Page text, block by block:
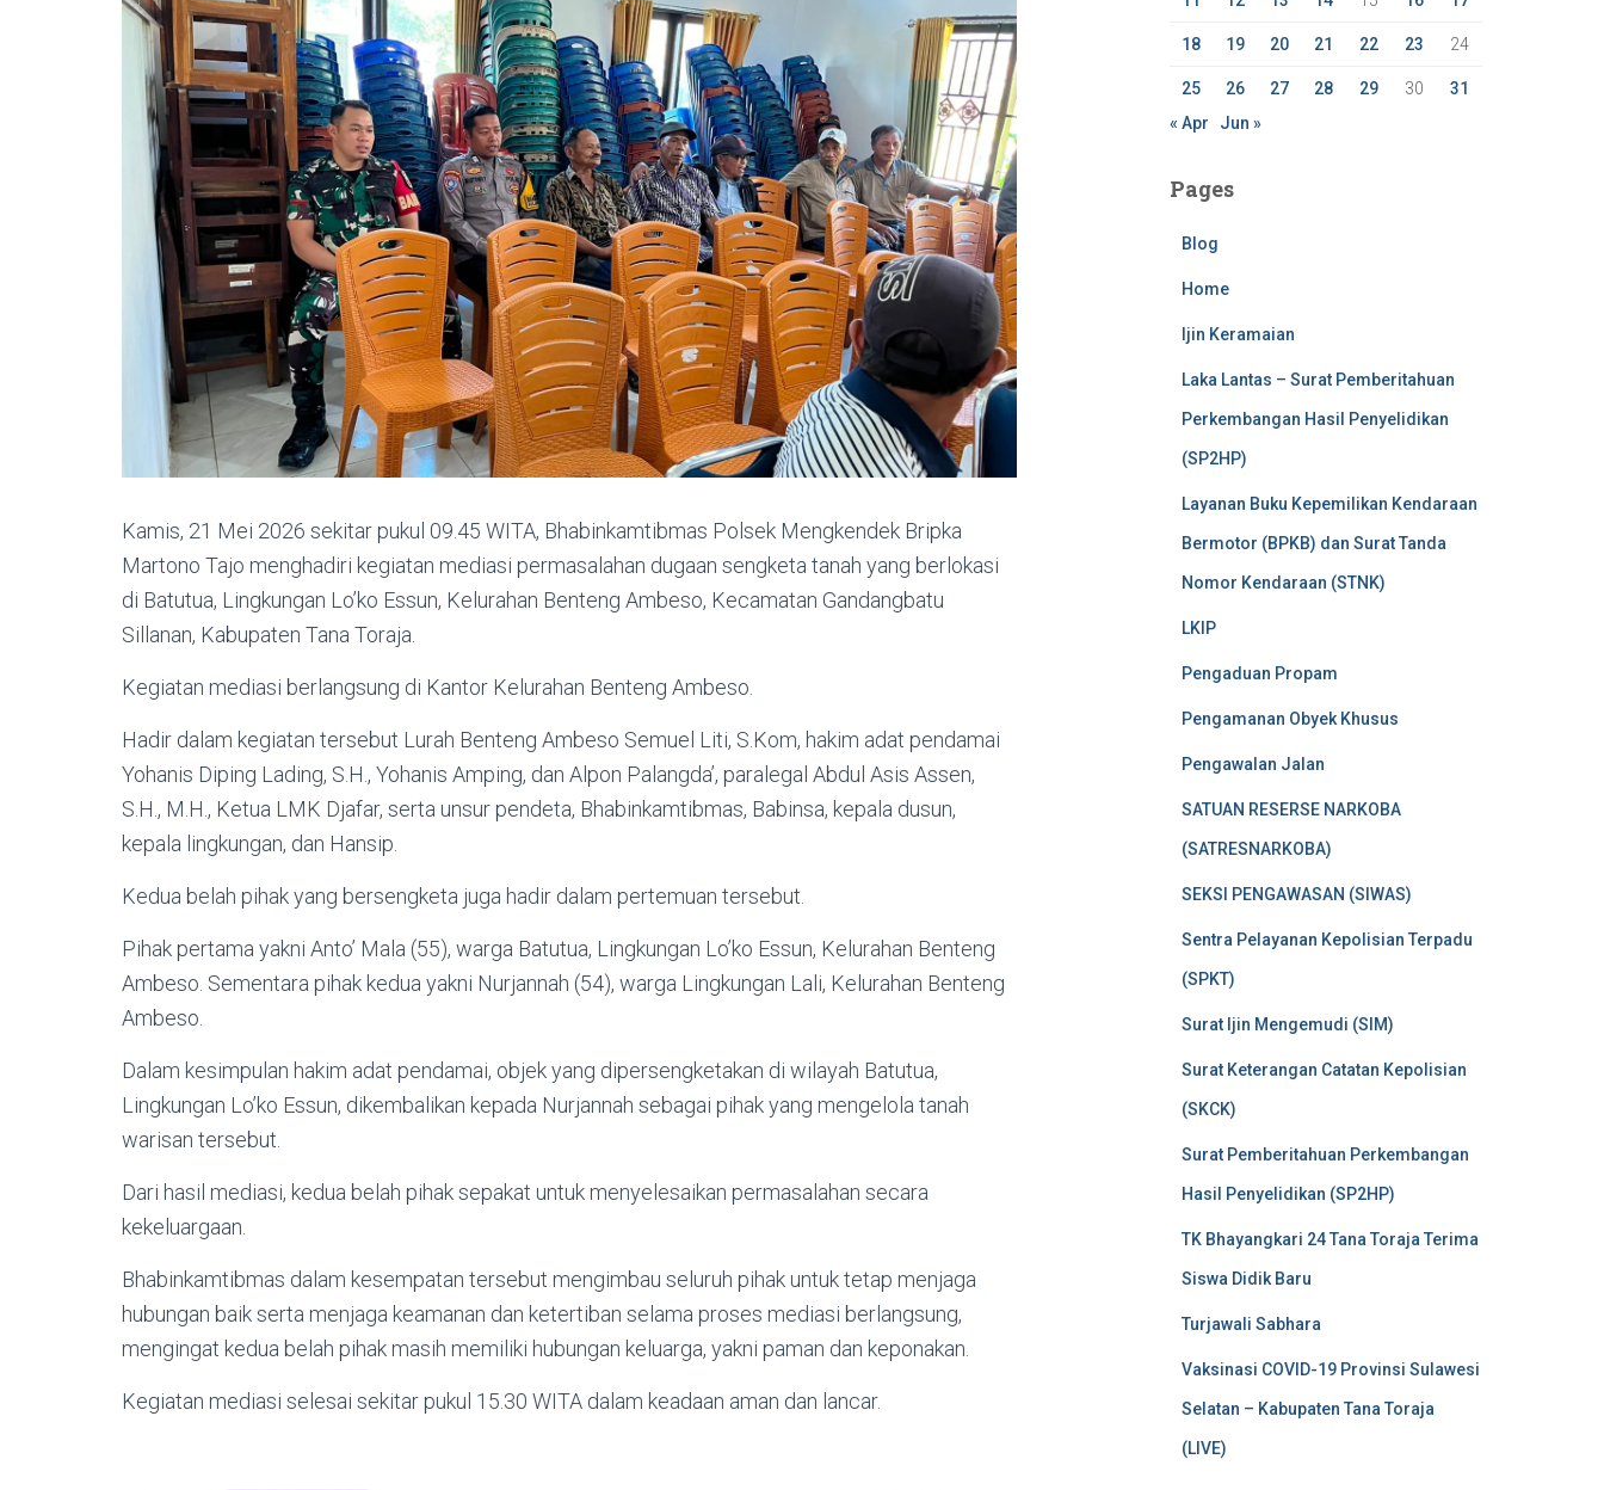
Kamis, 21 Mei 2026 sekitar pukul 09.45 WITA, Bhabinkamtibmas Polsek Mengkendek Bripka
Martono Tajo menghadiri kegiatan mediasi permasalahan dugaan sengketa tanah yang berlokasi
di Batutua, Lingkungan Lo’ko Essun, Kelurahan Benteng Ambeso, Kecamatan Gandangbatu
Sillanan, Kabupaten Tana Toraja.
Kegiatan mediasi berlangsung di Kantor Kelurahan Benteng Ambeso.
Hadir dalam kegiatan tersebut Lurah Benteng Ambeso Semuel Liti, S.Kom, hakim adat pendamai
Yohanis Diping Lading, S.H., Yohanis Amping, dan Alpon Palangda’, paralegal Abdul Asis Assen,
S.H., M.H., Ketua LMK Djafar, serta unsur pendeta, Bhabinkamtibmas, Babinsa, kepala dusun,
kepala lingkungan, dan Hansip.
Kedua belah pihak yang bersengketa juga hadir dalam pertemuan tersebut.
Pihak pertama yakni Anto’ Mala (55), warga Batutua, Lingkungan Lo’ko Essun, Kelurahan Benteng
Ambeso. Sementara pihak kedua yakni Nurjannah (54), warga Lingkungan Lali, Kelurahan Benteng
Ambeso.
Dalam kesimpulan hakim adat pendamai, objek yang dipersengketakan di wilayah Batutua,
Lingkungan Lo’ko Essun, dikembalikan kepada Nurjannah sebagai pihak yang mengelola tanah
warisan tersebut.
Dari hasil mediasi, kedua belah pihak sepakat untuk menyelesaikan permasalahan secara
kekeluargaan.
Bhabinkamtibmas dalam kesempatan tersebut mengimbau seluruh pihak untuk tetap menjaga
hubungan baik serta menjaga keamanan dan ketertiban selama proses mediasi berlangsung,
mengingat kedua belah pihak masih memiliki hubungan keluarga, yakni paman dan keponakan.
Kegiatan mediasi selesai sekitar pukul 15.30 WITA dalam keadaan aman dan lancar.
18 19 20 21 22 23 24
25 26 27 28 29 30
31
« Apr
Jun »
Pages
Blog
Home
Ijin Keramaian
Laka Lantas – Surat Pemberitahuan
Perkembangan Hasil Penyelidikan
(SP2HP)
Layanan Buku Kepemilikan Kendaraan
Bermotor (BPKB) dan Surat Tanda
Nomor Kendaraan (STNK)
LKIP
Pengaduan Propam
Pengamanan Obyek Khusus
Pengawalan Jalan
SATUAN RESERSE NARKOBA
(SATRESNARKOBA)
SEKSI PENGAWASAN (SIWAS)
Sentra Pelayanan Kepolisian Terpadu
(SPKT)
Surat Ijin Mengemudi (SIM)
Surat Keterangan Catatan Kepolisian
(SKCK)
Surat Pemberitahuan Perkembangan
Hasil Penyelidikan (SP2HP)
TK Bhayangkari 24 Tana Toraja Terima
Siswa Didik Baru
Turjawali Sabhara
Vaksinasi COVID-19 Provinsi Sulawesi
Selatan – Kabupaten Tana Toraja
(LIVE)